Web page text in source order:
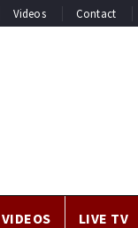
Videos Contact
VIDEOS LIVE TV